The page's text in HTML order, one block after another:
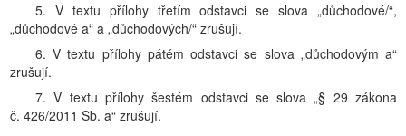
5. V textu přílohy třetím odstavci se slova „důchodové/“,
„důchodové a“ a „důchodových/“ zrušují.
6. V textu přílohy pátém odstavci se slova „důchodovým a“
zrušují.
7. V textu přílohy šestém odstavci se slova „§ 29 zákona
č. 426/2011 Sb. a“ zrušují.